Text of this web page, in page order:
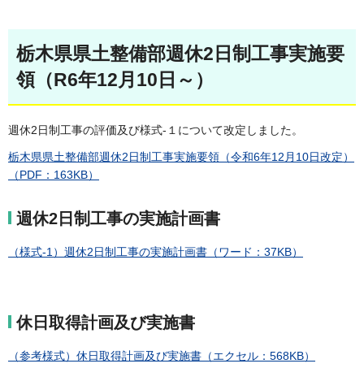
栃木県県土整備部週休2日制工事実施要
領（R6年12月10日～）
週休2日制工事の評価及び様式-１について改定しました。
栃木県県土整備部週休2日制工事実施要領（令和6年12月10日改定）
（PDF：163KB）
週休2日制工事の実施計画書
（様式-1）週休2日制工事の実施計画書（ワード：37KB）
休日取得計画及び実施書
（参考様式）休日取得計画及び実施書（エクセル：568KB）